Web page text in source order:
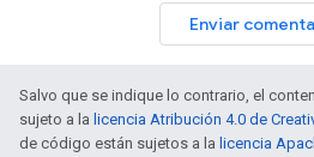
Enviar
Salvo que se indique lo contrario, el
sujeto a la licencia Atribución 4.0 de
de código están sujetos a la licencia